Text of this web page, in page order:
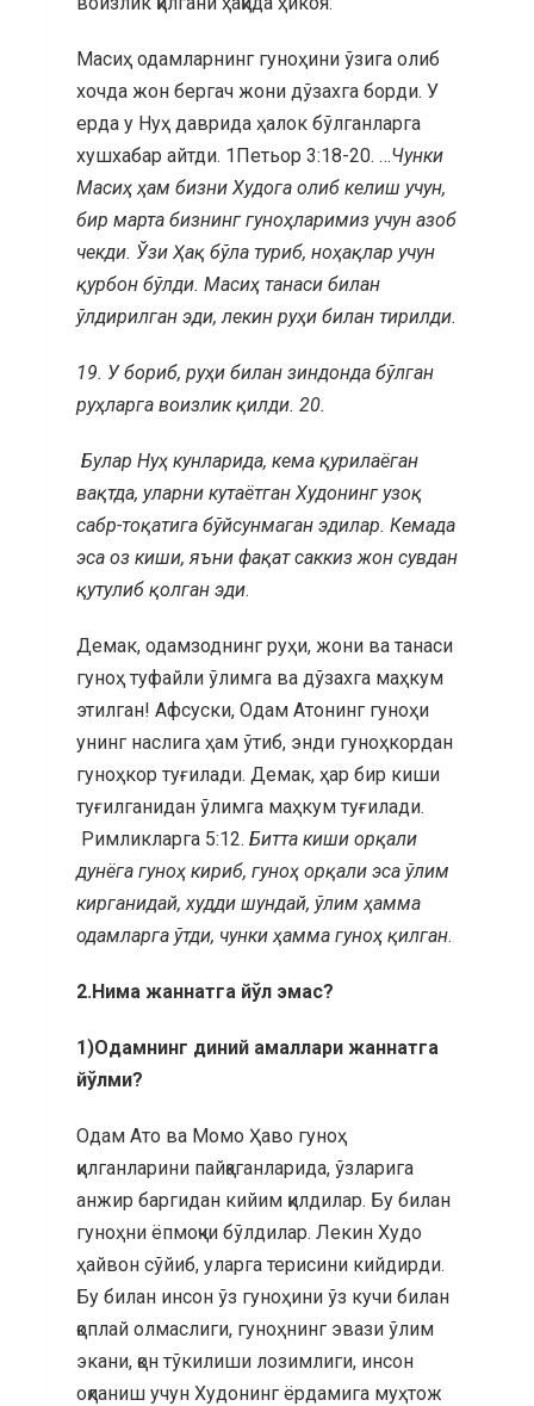
Масиҳ одамларнинг гуноҳини ўзига олиб
хочда жон бергач жони дўзахга борди. У
ерда у Нуҳ даврида ҳалок бўлганларга
хушхабар айтди. 1Петьор 3:18-20. …Чунки
Масиҳ ҳам бизни Худога олиб келиш учун,
бир марта бизнинг гуноҳларимиз учун азоб
чекди. Ўзи Ҳақ бўла туриб, ноҳақлар учун
қурбон бўлди. Масиҳ танаси билан
ўлдирилган эди, лекин руҳи билан тирилди.
19. У бориб, руҳи билан зиндонда бўлган
руҳларга воизлик қилди. 20.
Булар Нуҳ кунларида, кема қурилаёган
вақтда, уларни кутаётган Худонинг узоқ
сабр-тоқатига бўйсунмаган эдилар. Кемада
эса оз киши, яъни фақат саккиз жон сувдан
қутулиб қолган эди.
Демак, одамзоднинг руҳи, жони ва танаси
гуноҳ туфайли ўлимга ва дўзахга маҳкум
этилган! Афсуски, Одам Атонинг гуноҳи
унинг наслига ҳам ўтиб, энди гуноҳкордан
гуноҳкор туғилади. Демак, ҳар бир киши
туғилганидан ўлимга маҳкум туғилади.
Римликларга 5:12. Битта киши орқали
дунёга гуноҳ кириб, гуноҳ орқали эса ўлим
кирганидай, худди шундай, ўлим ҳамма
одамларга ўтди, чунки ҳамма гуноҳ қилган.
2.Нима жаннатга йўл эмас?
1)Одамнинг диний амаллари жаннатга
йўлми?
Одам Ато ва Момо Ҳаво гуноҳ
қилганларини пайқаганларида, ўзларига
анжир баргидан кийим қилдилар. Бу билан
гуноҳни ёпмоқчи бўлдилар. Лекин Худо
ҳайвон сўйиб, уларга терисини кийдирди.
Бу билан инсон ўз гуноҳини ўз кучи билан
қоплай олмаслиги, гуноҳнинг эвази ўлим
экани, қон тўкилиши лозимлиги, инсон
оқланиш учун Худонинг ёрдамига муҳтож